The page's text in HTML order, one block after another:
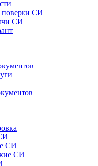
поверки СИ
СИ
СИ
СИ